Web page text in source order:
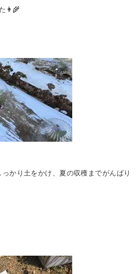
👩‍🌾
かり土をかけ、夏の収穫までがんばり